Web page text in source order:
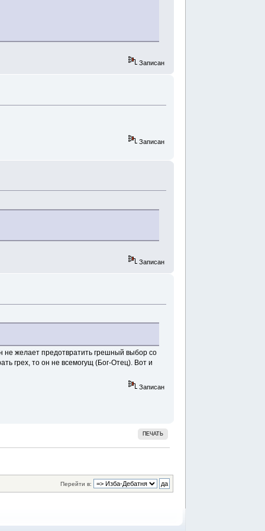
Записан
Записан
Записан
не желает предотвратить грешный выбор со
грех, то он не всемогущ (Бог-Отец). Вот и
Записан
ПЕЧАТЬ
Перейти в: